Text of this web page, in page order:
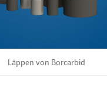
Läppen von Borcarbid